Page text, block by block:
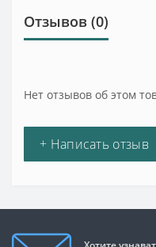
Отзывов (0)
Нет отзывов об этом
+ Написать отзыв